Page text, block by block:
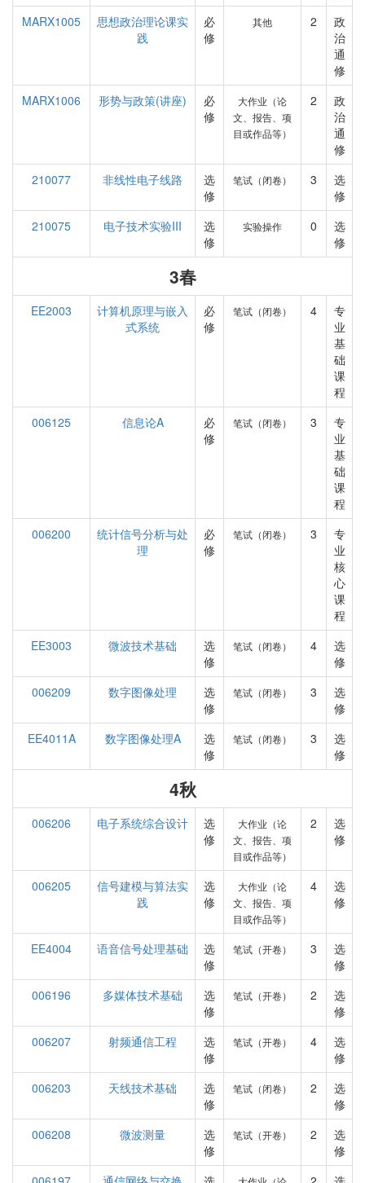
MARX1005
思想政治理论课实
践
必
修
其他 2
政
治
通
修
MARX1006
形势与政策(讲座)
必
修
大作业（论
文、报告、项
目或作品等）
2
政
治
通
修
210077
非线性电子线路
选
修
笔试（闭卷） 3
选
修
210075
电子技术实验III
选
修
实验操作 0
选
修
3春
EE2003
计算机原理与嵌入
式系统
必
修
笔试（闭卷） 4
专
业
基
础
课
程
006125
信息论A
必
修
笔试（闭卷） 3
专
业
基
础
课
程
006200
统计信号分析与处
理
必
修
笔试（闭卷） 3
专
业
核
心
课
程
EE3003
微波技术基础
选
修
笔试（闭卷） 4
选
修
006209
数字图像处理
选
修
笔试（闭卷） 3
选
修
EE4011A
数字图像处理A
选
修
笔试（闭卷） 3
选
修
4秋
006206 电子系统综合设计
选
修
大作业（论
文、报告、项
目或作品等）
2
选
修
006205
信号建模与算法实
践
选
修
大作业（论
文、报告、项
目或作品等）
4
选
修
EE4004 语音信号处理基础
选
修
笔试（开卷） 3
选
修
006196
多媒体技术基础
选
修
笔试（开卷） 2
选
修
006207
射频通信工程
选
修
笔试（开卷） 4
选
修
006203
天线技术基础
选
修
笔试（闭卷） 2
选
修
006208
微波测量
选
修
笔试（开卷） 2
选
修